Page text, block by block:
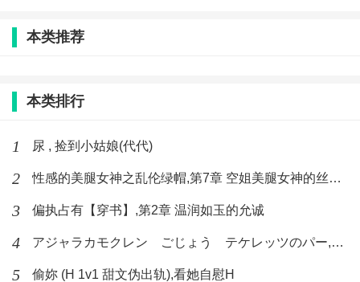
本类推荐
本类排行
1 尿 , 捡到小姑娘(代代)
2 性感的美腿女神之乱伦绿帽,第7章 空姐美腿女神的丝袜足交
3 偏执占有【穿书】,第2章 温润如玉的允诚
4 アジャラカモクレン ごじょう テケレッツのパー,【No. 42 Rube Goldberg Machine】十四
5 偷妳 (H 1v1 甜文伪出轨),看她自慰H